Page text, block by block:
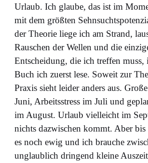
Urlaub. Ich glaube, das ist im
mit dem größten
der Theorie liege ich am Strand,
Rauschen der Wellen und die
Entscheidung, die ich treffen muss,
Buch ich zuerst lese. Soweit zur
Praxis sieht leider anders aus.
Juni, Arbeitsstress im Juli und
im August. Urlaub vielleicht im
nichts dazwischen kommt. Aber bis
es noch ewig und ich brauche
unglaublich dringend kleine